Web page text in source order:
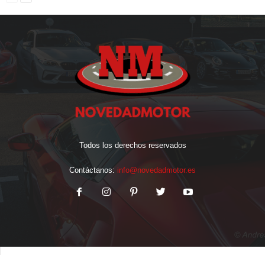
Todos los derechos reservados
Contáctanos: info@novedadmotor.es